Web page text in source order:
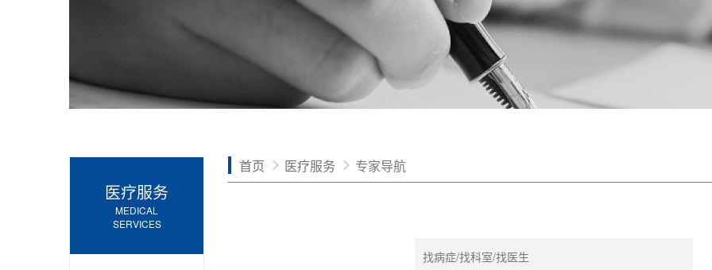
医疗服务
MEDICAL
SERVICES
首页 医疗服务 专家导航